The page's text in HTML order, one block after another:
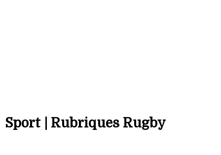
Sport | Rubriques Rugby